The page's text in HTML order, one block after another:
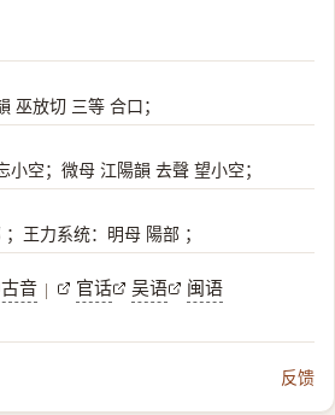
巫放切 三等 合口；
空；微母 江陽韻 去聲 望小空；
王力系统：明母 陽部 ；
音 | 官话 吴语 闽语
反馈